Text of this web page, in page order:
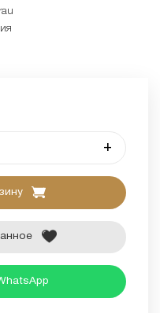
+